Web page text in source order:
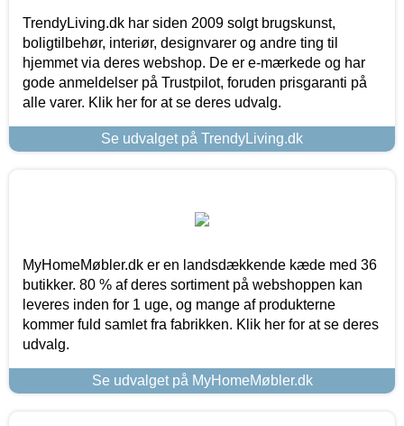
TrendyLiving.dk har siden 2009 solgt brugskunst,
boligtilbehør, interiør, designvarer og andre ting til
hjemmet via deres webshop. De er e-mærkede og har
gode anmeldelser på Trustpilot, foruden prisgaranti på
alle varer. Klik her for at se deres udvalg.
Se udvalget på TrendyLiving.dk
MyHomeMøbler.dk er en landsdækkende kæde med 36
butikker. 80 % af deres sortiment på webshoppen kan
leveres inden for 1 uge, og mange af produkterne
kommer fuld samlet fra fabrikken. Klik her for at se deres
udvalg.
Se udvalget på MyHomeMøbler.dk